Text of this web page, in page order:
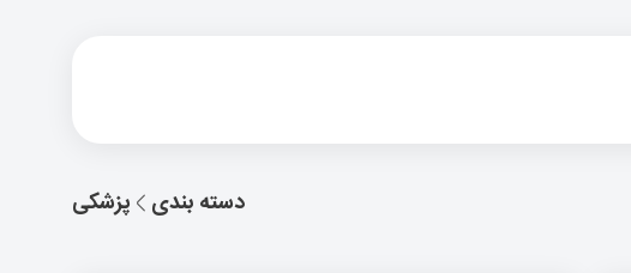
پزشکی دسته بندی